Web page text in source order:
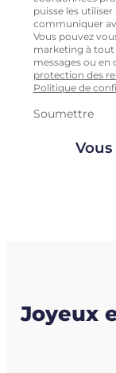
puisse les
communiquer
Vous pouvez
marketing à tout
messages ou
protection des
Politique de
Soumettre
Joyeux